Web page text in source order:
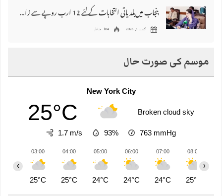
پنجاب میں‌بلدیاتی انتخابات کے لئے 12 ارب روپے سے زائد مختص کرنے کی منظوری
اگست 6, 2026 104 مناظر
موسم کی صورت حال
New York City
25°C Broken cloud sky
1.7 m/s 93% 763 mmHg
03:00
25°C
04:00
25°C
05:00
24°C
06:00
24°C
07:00
24°C
08:00
25°C
‹ ›